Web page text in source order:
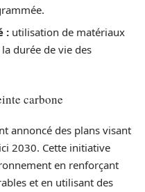
: utilisation de matériaux
durée de vie des
carbone
annoncé des plans visant
2030. Cette initiative
en renforçant
et en utilisant des